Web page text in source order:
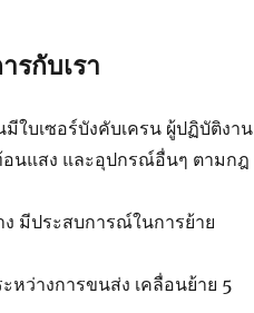
รกับเรา
ใบเซอร์บังคับเครน ผู้ปฏิบัติงาน
อนแสง และอุปกรณ์อื่นๆ ตามกฎ
มีประสบการณ์ในการย้าย
หว่างการขนส่ง เคลื่อนย้าย 5